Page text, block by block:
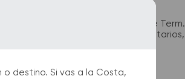
destino. Si vas a la Costa,
51. La terminal de colectivos de Term.
bus podrás encontrar kioscos, sanitarios,
durante tu viaje.